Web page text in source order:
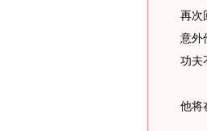
再次
意外
功夫
他将